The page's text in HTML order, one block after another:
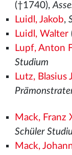
(†1740),
Luidl, Jakob,
Luidl, Walter
Lupf, Anton
Studium
Lutz, Blasius
Mack, Franz
Schüler
Mack,